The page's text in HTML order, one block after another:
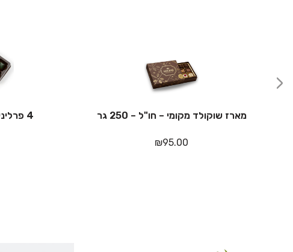
מארז שוקולד מקומי – חו"ל – 250 גר
₪95.00
4 פרלינים De art תכלת
‹